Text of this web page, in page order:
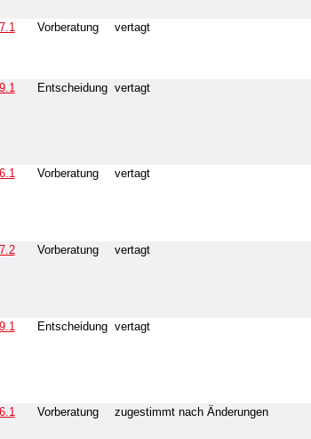
7.1 Vorberatung vertagt
9.1 Entscheidung vertagt
6.1 Vorberatung vertagt
7.2 Vorberatung vertagt
9.1 Entscheidung vertagt
6.1 Vorberatung zugestimmt nach Änderungen